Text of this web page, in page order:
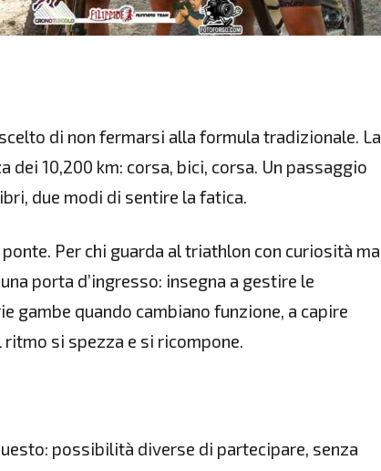
di non fermarsi alla formula tradizionale. La
dei 10,200 km: corsa, bici, corsa. Un passaggio
due modi di sentire la fatica.
Per chi guarda al triathlon con curiosità ma
porta d’ingresso: insegna a gestire le
gambe quando cambiano funzione, a capire
si spezza e si ricompone.
possibilità diverse di partecipare, senza